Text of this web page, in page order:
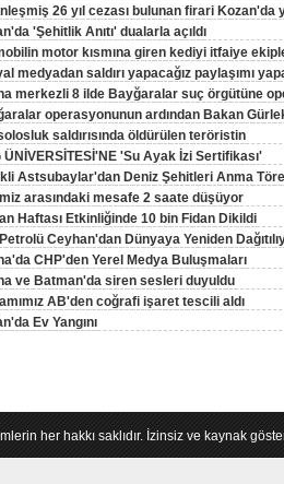
26 yıl cezası bulunan firari Kozan'da
'Şehitlik Anıtı' dualarla açıldı
motor kısmına giren kediyi itfaiye
medyadan saldırı yapacağız paylaşımı
merkezli 8 ilde Bayğaralar suç örgütüne
operasyonunun ardından Bakan
saldırısında öldürülen teröristin
ÜNİVERSİTESİ'NE 'Su Ayak İzi Sertifikası'
Astsubaylar'dan Deniz Şehitleri Anma
arasındaki mesafe 2 saate düşüyor
Haftası Etkinliğinde 10 bin Fidan Dikildi
Ceyhan'dan Dünyaya Yeniden
CHP'den Yerel Medya Buluşmaları
ve Batman'da siren sesleri duyuldu
AB'den coğrafi işaret tescili aldı
Ev Yangını
her hakkı saklıdır. İzinsiz ve kaynak